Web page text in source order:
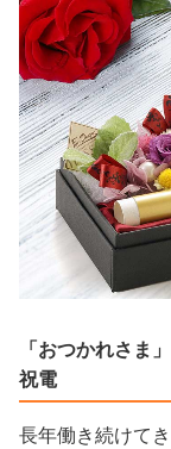
「おつかれさま
祝電
長年働き続けて